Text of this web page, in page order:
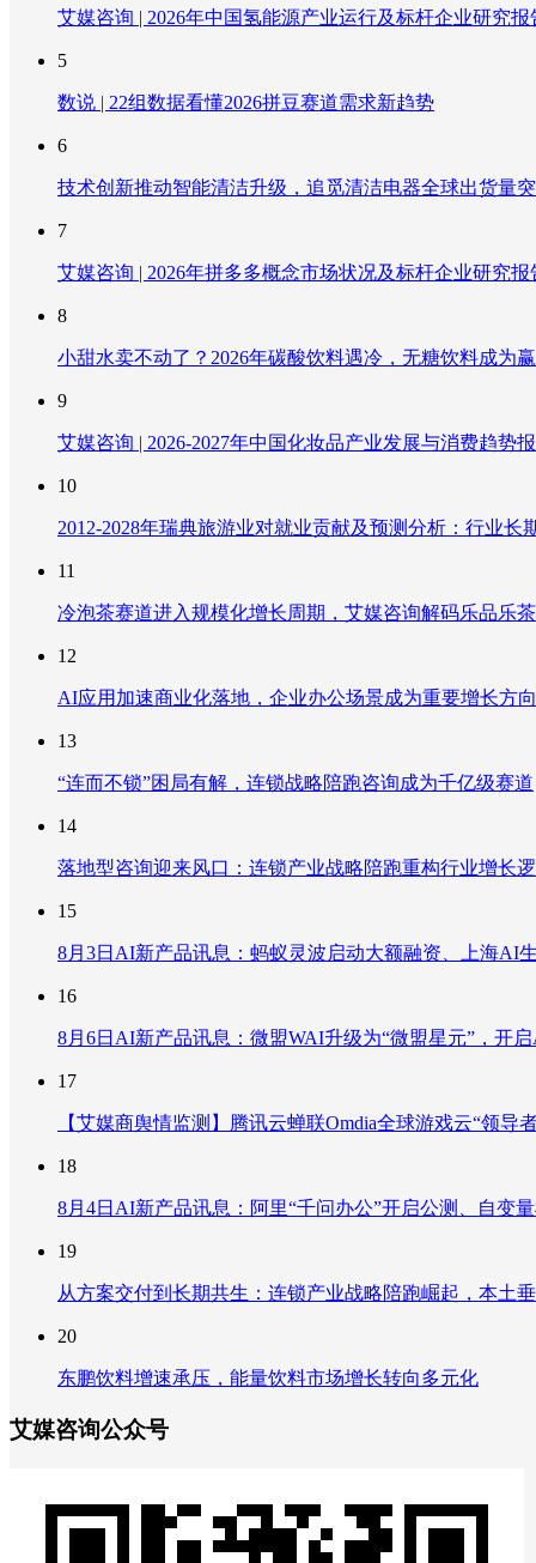
艾媒咨询 | 2026年中国氢能源产业运行及标杆企业研究报
5
数说 | 22组数据看懂2026拼豆赛道需求新趋势
6
技术创新推动智能清洁升级，追觅清洁电器全球出货量
7
艾媒咨询 | 2026年拼多多概念市场状况及标杆企业研究报
8
小甜水卖不动了？2026年碳酸饮料遇冷，无糖饮料成为
9
艾媒咨询 | 2026-2027年中国化妆品产业发展与消费趋势
10
2012-2028年瑞典旅游业对就业贡献及预测分析：行业
11
冷泡茶赛道进入规模化增长周期，艾媒咨询解码乐品乐
12
AI应用加速商业化落地，企业办公场景成为重要增长方向
13
“连而不锁”困局有解，连锁战略陪跑咨询成为千亿级赛道
14
落地型咨询迎来风口：连锁产业战略陪跑重构行业增
15
8月3日AI新产品讯息：蚂蚁灵波启动大额融资、上海AI
16
8月6日AI新产品讯息：微盟WAI升级为“微盟星元”，开
17
【艾媒商舆情监测】腾讯云蝉联Omdia全球游戏云“领
18
8月4日AI新产品讯息：阿里“千问办公”开启公测、自变
19
从方案交付到长期共生：连锁产业战略陪跑崛起，本土
20
东鹏饮料增速承压，能量饮料市场增长转向多元化
艾媒咨询公众号